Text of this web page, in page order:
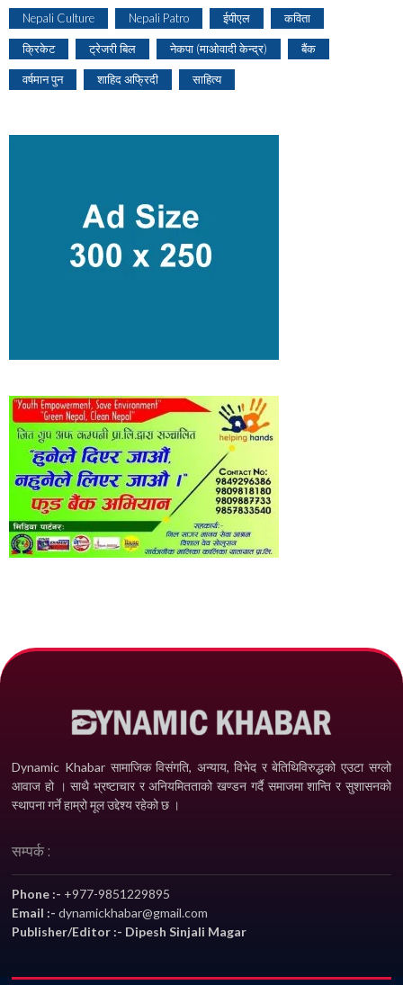
Nepali Culture Nepali Patro ईपीएल कविता
क्रिकेट ट्रेजरी बिल नेकपा (माओवादी केन्द्र) बैंक
वर्षमान पुन शाहिद अफ्रिदी साहित्य
Dynamic Khabar सामाजिक विसंगति, अन्याय, विभेद­ र बेतिथिविरुद्धको एउटा सग्लो
आवाज हो । साथै भ्रष्टाचार र अनियमितताको खण्डन गर्दै समाजमा शान्ति र सुशासनको
स्थापना गर्ने हाम्रो मूल उद्देश्य रहेको छ ।
सम्पर्क :
Phone :- +977-9851229895
Email :-dynamickhabar@gmail.com
Publisher/Editor :- Dipesh Sinjali Magar